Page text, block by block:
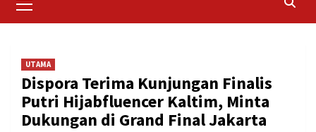
Menu
UTAMA
Dispora Terima Kunjungan Finalis
Putri Hijabfluencer Kaltim, Minta
Dukungan di Grand Final Jakarta